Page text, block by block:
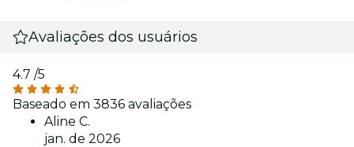
Avaliações dos usuários
4.7 /5
Baseado em 3836 avaliações
Aline C.
jan. de 2026